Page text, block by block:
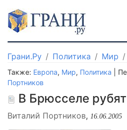
Грани.Ру Политика Мир
Также: Европа, Мир, Политика |
Портников
В Брюсселе
Виталий Портников, 16.06.2005